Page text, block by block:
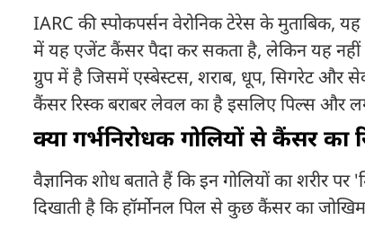
IARC की स्पोकपर्सन वेरोनिक टेरेस के मुताबिक,
में यह एजेंट कैंसर पैदा कर सकता है, लेकिन यह नहीं
ग्रुप में है जिसमें एस्बेस्टस, शराब, धूप, सिगरेट और
कैंसर रिस्क बराबर लेवल का है इसलिए पिल्स और
क्या गर्भनिरोधक गोलियों से कैंसर का
वैज्ञानिक शोध बताते हैं कि इन गोलियों का शरीर
दिखाती है कि हॉर्मोनल पिल से कुछ कैंसर का